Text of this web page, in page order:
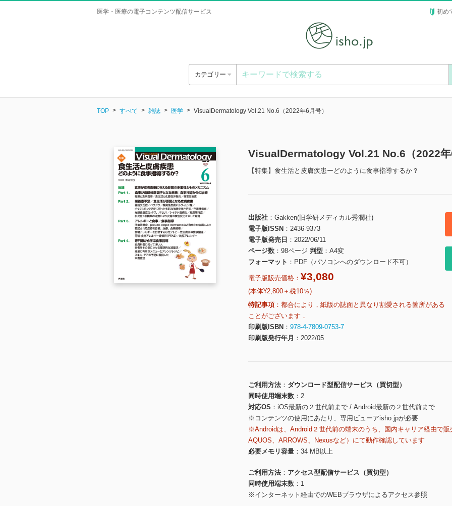
医学・医療の電子コンテンツ配信サービス 初め
カテゴリー
TOP すべて 雑誌 医学 VisualDermatology Vol.21 No.6（2022年6月号）
VisualDermatology Vol.21 No.6（2022年
【特集】食生活と皮膚疾患ーどのように食事指導するか？
出版社
Gakken(旧学研メディカル秀潤社)
電子版ISSN
2436-9373
電子版発売日
2022/06/11
ページ数
98ページ 判型
A4変
フォーマット
PDF（パソコンへのダウンロード不可）
電子版販売価格： ¥3,080
(本体¥2,800＋税10％)
特記事項
都合により，紙版の誌面と異なり割愛される箇所がある
ことがございます．
印刷版ISBN
978-4-7809-0753-7
印刷版発行年月
2022/05
ご利用方法
ダウンロード型配信サービス（買切型）
同時使用端末数
2
対応OS
iOS最新の２世代前まで / Android最新の２世代前まで
※コンテンツの使用にあたり、専用ビューアisho.jpが必要
※Androidは、Android２世代前の端末のうち、国内キャリア経由で販
AQUOS、ARROWS、Nexusなど）にて動作確認しています
必要メモリ容量
34 MB以上
ご利用方法
アクセス型配信サービス（買切型）
同時使用端末数
1
※インターネット経由でのWEBブラウザによるアクセス参照